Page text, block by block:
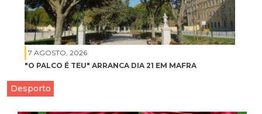
7 AGOSTO, 2026
"O PALCO É TEU" ARRANCA DIA 21 EM MAFRA
Desporto